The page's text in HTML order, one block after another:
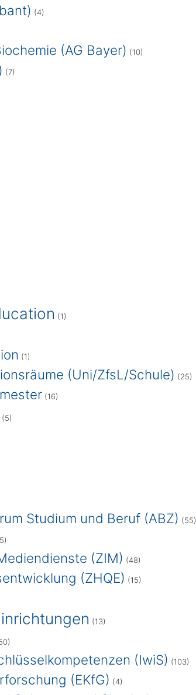
(4)
(AG Bayer) (10)
(7)
(1)
(1)
(Uni/ZfsL/Schule) (25)
(16)
(5)
Studium und Beruf (ABZ) (55)
(ZIM) (48)
(ZHQE) (15)
(13)
(IwiS) (103)
(EKfG) (4)